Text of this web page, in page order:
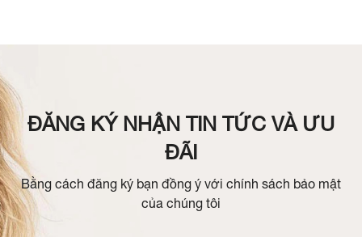
ĐĂNG KÝ NHẬN TIN TỨC VÀ ƯU
ĐÃI
Bằng cách đăng ký bạn đồng ý với chính sách bảo mật
của chúng tôi